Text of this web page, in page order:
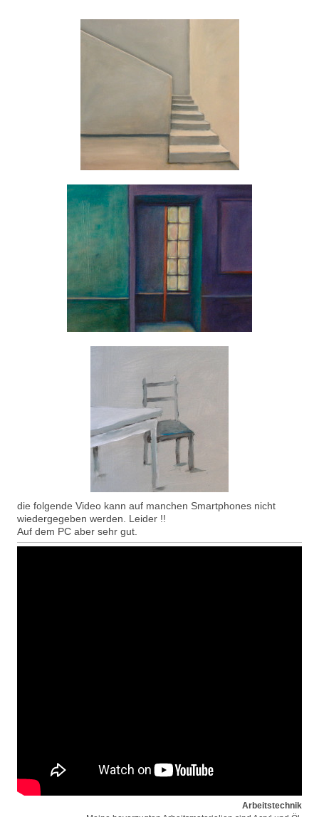
die folgende Video kann auf manchen Smartphones nicht
wiedergegeben werden. Leider !!
Auf dem PC aber sehr gut.
Arbeitstechnik